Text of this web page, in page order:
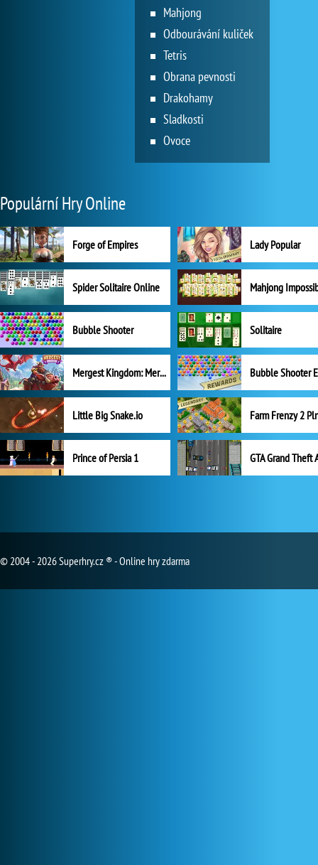
Mahjong
Odbourávání kuliček
Tetris
Obrana pevnosti
Drakohamy
Sladkosti
Ovoce
Populární Hry Online
Forge of Empires Lady Popular
Spider Solitaire Online Mahjong
Bubble Shooter Solitaire
Mergest Kingdom: Merge Puzzle
Little Big Snake.io
Prince of Persia 1 GTA Grand Theft
© 2004 - 2026 Superhry.cz ® - Online hry zdarma